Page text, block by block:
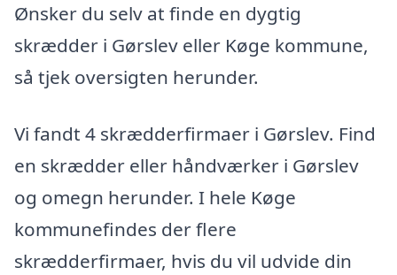
Ønsker du selv at finde en dygtig
skrædder i Gørslev eller Køge kommune,
så tjek oversigten herunder.
Vi fandt 4 skrædderfirmaer i Gørslev. Find
en skrædder eller håndværker i Gørslev
og omegn herunder. I hele Køge
kommunefindes der flere
skrædderfirmaer, hvis du vil udvide din